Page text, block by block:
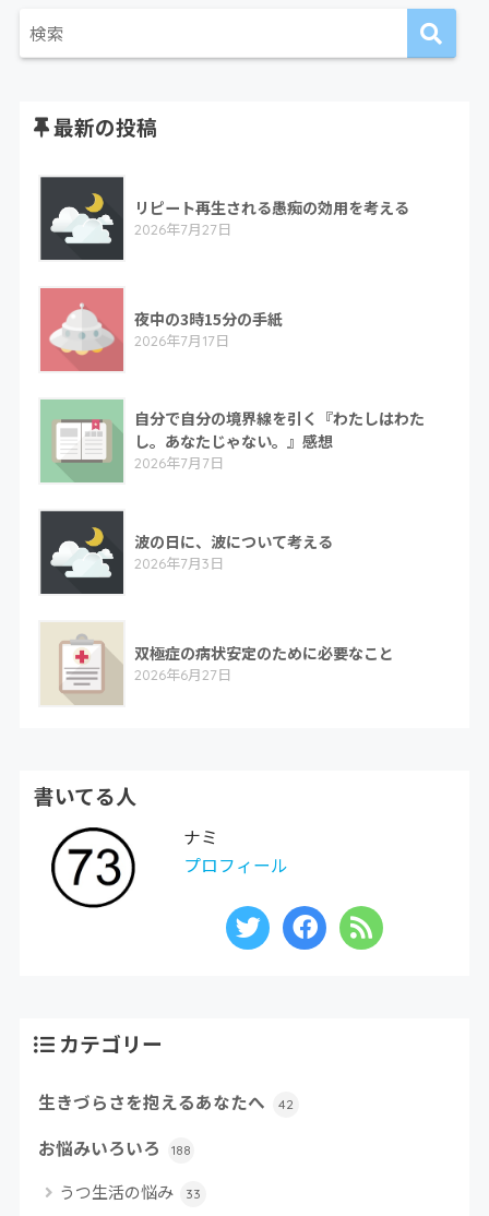
最新の投稿
リピート再生される愚痴の効用を考える
2026年7月27日
夜中の3時15分の手紙
2026年7月17日
自分で自分の境界線を引く『わたしはわた
し。あなたじゃない。』感想
2026年7月7日
波の日に、波について考える
2026年7月3日
双極症の病状安定のために必要なこと
2026年6月27日
書いてる人
ナミ
プロフィール
カテゴリー
生きづらさを抱えるあなたへ 42
お悩みいろいろ 188
うつ生活の悩み 33